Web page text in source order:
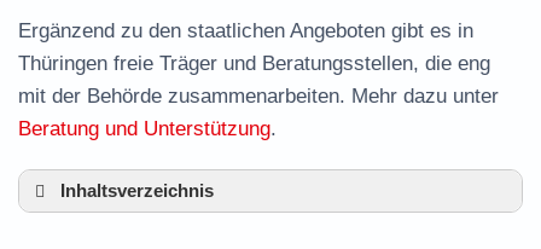
Ergänzend zu den staatlichen Angeboten gibt es in
Thüringen freie Träger und Beratungsstellen, die eng
mit der Behörde zusammenarbeiten. Mehr dazu unter
Beratung und Unterstützung.
Inhaltsverzeichnis